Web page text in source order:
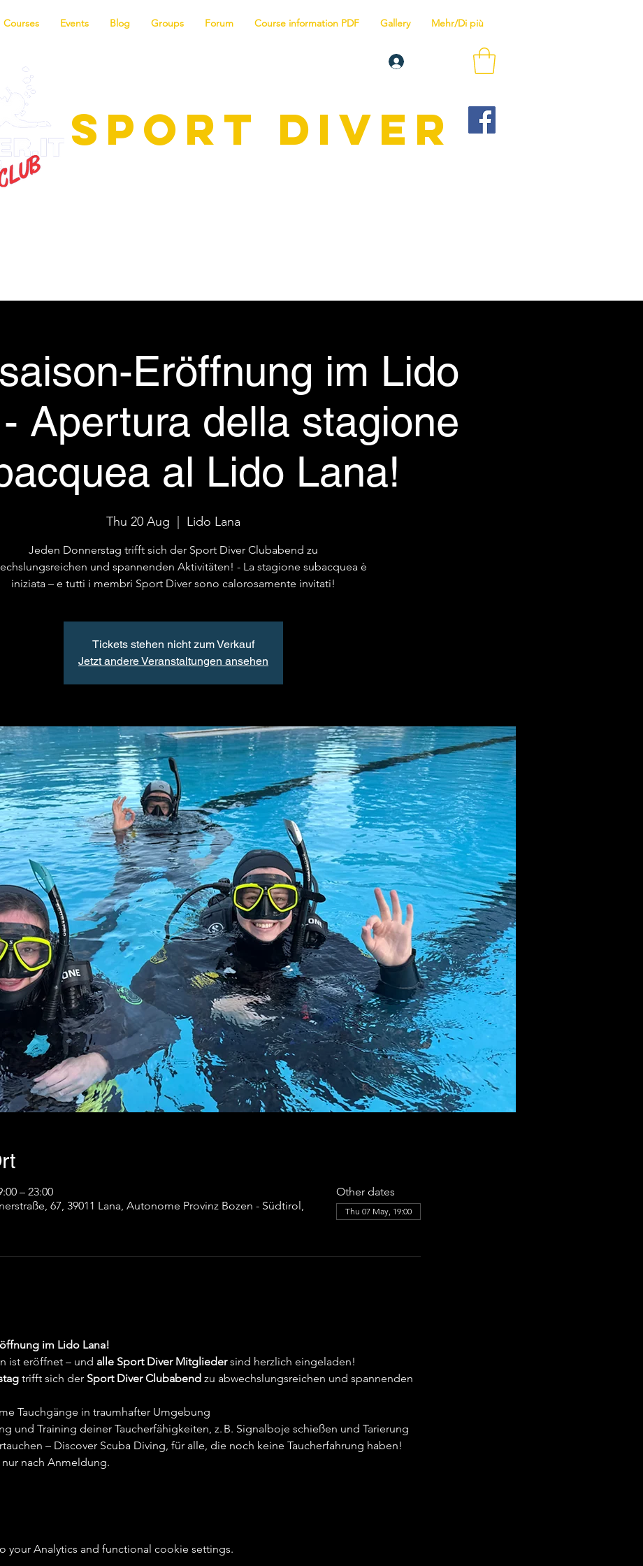
Courses Events Blog Groups Forum Course information PDF Gallery Mehr/Di più
SPORT DIVER
Eröffnung im Lido
Apertura della stagione
al Lido Lana!
Thu 20 Aug Lido Lana
Jeden Donnerstag trifft sich der Sport Diver Clubabend zu
und spannenden Aktivitäten! - La stagione subacquea è
iniziata – e tutti i membri Sport Diver sono calorosamente invitati!
Tickets stehen nicht zum Verkauf
Jetzt andere Veranstaltungen ansehen
– 23:00
67, 39011 Lana, Autonome Provinz Bozen - Südtirol,
Other dates
Thu 07 May, 19:00
im Lido Lana!
ist eröffnet – und alle Sport Diver Mitglieder sind herzlich eingeladen!
trifft sich der Sport Diver Clubabend zu abwechslungsreichen und spannenden
Tauchgänge in traumhafter Umgebung
und Training deiner Taucherfähigkeiten, z. B. Signalboje schießen und Tarierung
– Discover Scuba Diving, für alle, die noch keine Taucherfahrung haben!
nach Anmeldung.
your Analytics and functional cookie settings.